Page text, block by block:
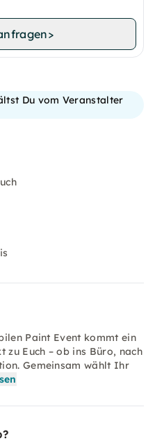
>
Du vom Veranstalter
Paint Event kommt ein
Euch – ob ins Büro, nach
Gemeinsam wählt Ihr